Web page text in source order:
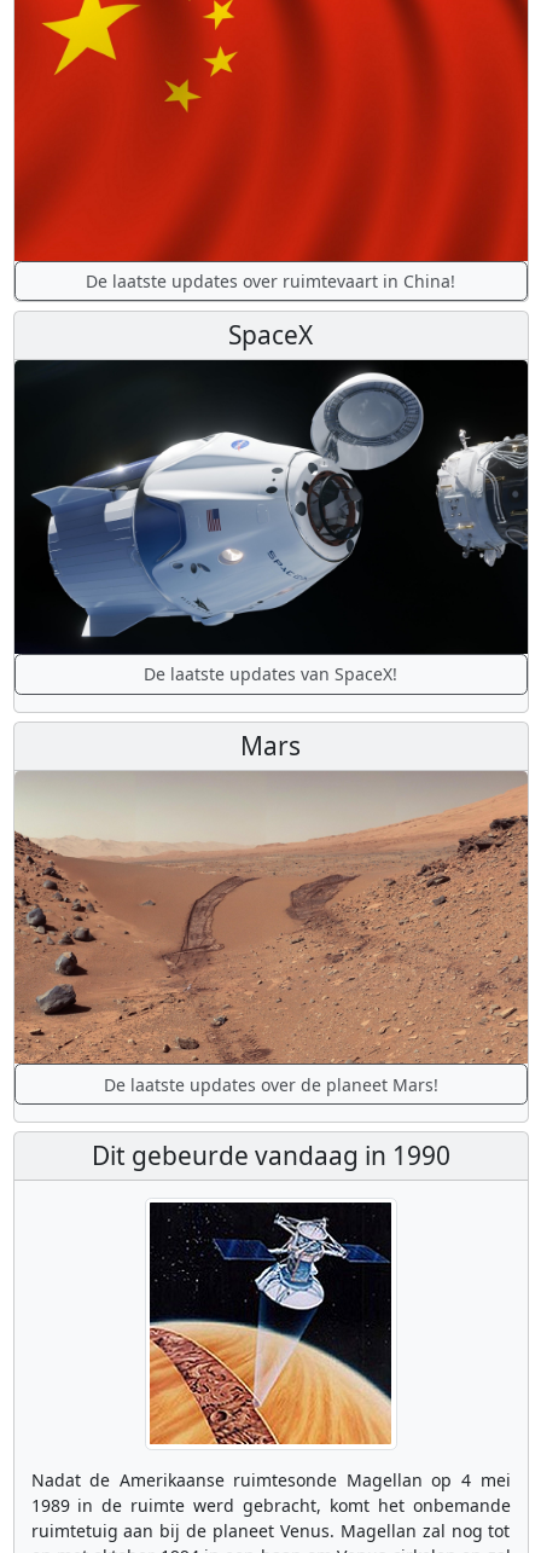
De laatste updates over ruimtevaart in China!
SpaceX
De laatste updates van SpaceX!
Mars
De laatste updates over de planeet Mars!
Dit gebeurde vandaag in 1990
Nadat de Amerikaanse ruimtesonde Magellan op 4 mei
1989 in de ruimte werd gebracht, komt het onbemande
ruimtetuig aan bij de planeet Venus. Magellan zal nog tot